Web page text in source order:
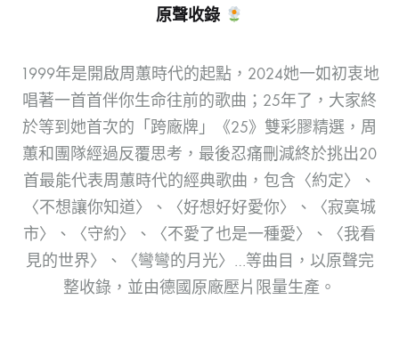
原聲收錄
1999年是開啟周蕙時代的起點，2024她一如初衷地
唱著一首首伴你生命往前的歌曲；25年了，大家終
於等到她首次的「跨廠牌」《25》雙彩膠精選，周
蕙和團隊經過反覆思考，最後忍痛刪減終於挑出20
首最能代表周蕙時代的經典歌曲，包含〈約定〉、
〈不想讓你知道〉、〈好想好好愛你〉、〈寂寞城
市〉、〈守約〉、〈不愛了也是一種愛〉、〈我看
見的世界〉、〈彎彎的月光〉…等曲目，以原聲完
整收錄，並由德國原廠壓片限量生產。